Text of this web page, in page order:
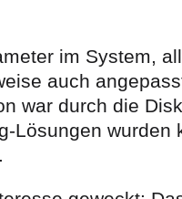
im System,
auch
war durch die
Lösungen wurden